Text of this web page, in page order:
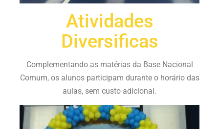
Atividades
Diversificas
Complementando as matérias da Base Nacional
Comum, os alunos participam durante o horário das
aulas, sem custo adicional.